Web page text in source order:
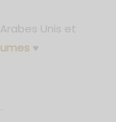
Unis et
♥